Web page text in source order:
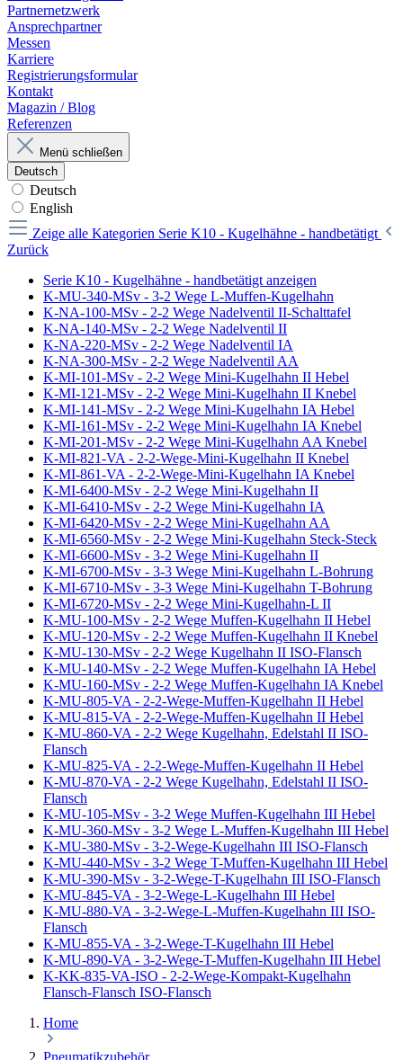
Partnernetzwerk
Ansprechpartner
Messen
Karriere
Registrierungsformular
Kontakt
Magazin / Blog
Referenzen
Menü schließen
Deutsch
Deutsch
English
Zeige alle Kategorien Serie K10 - Kugelhähne - handbetätigt
Zurück
Serie K10 - Kugelhähne - handbetätigt anzeigen
K-MU-340-MSv - 3-2 Wege L-Muffen-Kugelhahn
K-NA-100-MSv - 2-2 Wege Nadelventil II-Schalttafel
K-NA-140-MSv - 2-2 Wege Nadelventil II
K-NA-220-MSv - 2-2 Wege Nadelventil IA
K-NA-300-MSv - 2-2 Wege Nadelventil AA
K-MI-101-MSv - 2-2 Wege Mini-Kugelhahn II Hebel
K-MI-121-MSv - 2-2 Wege Mini-Kugelhahn II Knebel
K-MI-141-MSv - 2-2 Wege Mini-Kugelhahn IA Hebel
K-MI-161-MSv - 2-2 Wege Mini-Kugelhahn IA Knebel
K-MI-201-MSv - 2-2 Wege Mini-Kugelhahn AA Knebel
K-MI-821-VA - 2-2-Wege-Mini-Kugelhahn II Knebel
K-MI-861-VA - 2-2-Wege-Mini-Kugelhahn IA Knebel
K-MI-6400-MSv - 2-2 Wege Mini-Kugelhahn II
K-MI-6410-MSv - 2-2 Wege Mini-Kugelhahn IA
K-MI-6420-MSv - 2-2 Wege Mini-Kugelhahn AA
K-MI-6560-MSv - 2-2 Wege Mini-Kugelhahn Steck-Steck
K-MI-6600-MSv - 3-2 Wege Mini-Kugelhahn II
K-MI-6700-MSv - 3-3 Wege Mini-Kugelhahn L-Bohrung
K-MI-6710-MSv - 3-3 Wege Mini-Kugelhahn T-Bohrung
K-MI-6720-MSv - 2-2 Wege Mini-Kugelhahn-L II
K-MU-100-MSv - 2-2 Wege Muffen-Kugelhahn II Hebel
K-MU-120-MSv - 2-2 Wege Muffen-Kugelhahn II Knebel
K-MU-130-MSv - 2-2 Wege Kugelhahn II ISO-Flansch
K-MU-140-MSv - 2-2 Wege Muffen-Kugelhahn IA Hebel
K-MU-160-MSv - 2-2 Wege Muffen-Kugelhahn IA Knebel
K-MU-805-VA - 2-2-Wege-Muffen-Kugelhahn II Hebel
K-MU-815-VA - 2-2-Wege-Muffen-Kugelhahn II Hebel
K-MU-860-VA - 2-2 Wege Kugelhahn, Edelstahl II ISO-
Flansch
K-MU-825-VA - 2-2-Wege-Muffen-Kugelhahn II Hebel
K-MU-870-VA - 2-2 Wege Kugelhahn, Edelstahl II ISO-
Flansch
K-MU-105-MSv - 3-2 Wege Muffen-Kugelhahn III Hebel
K-MU-360-MSv - 3-2 Wege L-Muffen-Kugelhahn III Hebel
K-MU-380-MSv - 3-2-Wege-Kugelhahn III ISO-Flansch
K-MU-440-MSv - 3-2 Wege T-Muffen-Kugelhahn III Hebel
K-MU-390-MSv - 3-2-Wege-T-Kugelhahn III ISO-Flansch
K-MU-845-VA - 3-2-Wege-L-Kugelhahn III Hebel
K-MU-880-VA - 3-2-Wege-L-Muffen-Kugelhahn III ISO-
Flansch
K-MU-855-VA - 3-2-Wege-T-Kugelhahn III Hebel
K-MU-890-VA - 3-2-Wege-T-Muffen-Kugelhahn III Hebel
K-KK-835-VA-ISO - 2-2-Wege-Kompakt-Kugelhahn
Flansch-Flansch ISO-Flansch
Home